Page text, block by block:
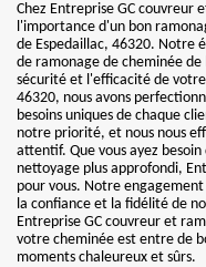
Chez Entreprise GC couvreur
l'importance d'un bon
de Espedaillac, 46320. Notre
de ramonage de cheminée
sécurité et l'efficacité de
46320, nous avons
besoins uniques de chaque
notre priorité, et nous nous
attentif. Que vous ayez
nettoyage plus approfondi,
pour vous. Notre
la confiance et la fidélité de
Entreprise GC couvreur et
votre cheminée est entre de
moments chaleureux et sûrs.